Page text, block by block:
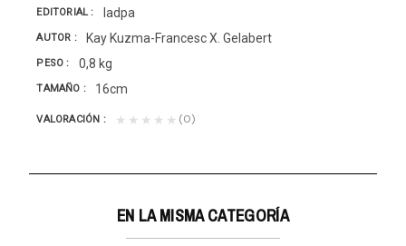
EDITORIAL Iadpa
AUTOR Kay Kuzma-Francesc X. Gelabert
PESO 0,8 kg
TAMAÑO 16cm
VALORACIÓN ★★★★★ (0)
EN LA MISMA CATEGORÍA